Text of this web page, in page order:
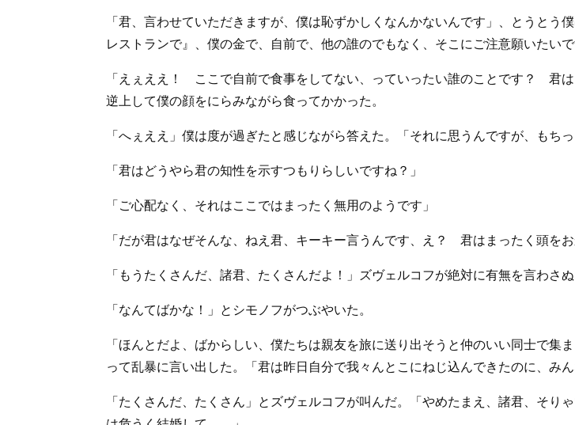
「君、言わせていただきますが、僕は恥ずかしくなんかないんです」、とうと
レストランで』、僕の金で、自前で、他の誰のでもなく、そこにご注意願いたい
「えぇええ！ ここで自前で食事をしてない、っていったい誰のことです？ 君
逆上して僕の顔をにらみながら食ってかかった。
「へぇええ」僕は度が過ぎたと感じながら答えた。「それに思うんですが、もち
「君はどうやら君の知性を示すつもりらしいですね？」
「ご心配なく、それはここではまったく無用のようです」
「だが君はなぜそんな、ねえ君、キーキー言うんです、え？ 君はまったく頭を
「もうたくさんだ、諸君、たくさんだよ！」ズヴェルコフが絶対に有無を言わさぬ
「なんてばかな！」とシモノフがつぶやいた。
「ほんとだよ、ばからしい、僕たちは親友を旅に送り出そうと仲のいい同士で
って乱暴に言い出した。「君は昨日自分で我々んとこにねじ込んできたのに、み
「たくさんだ、たくさん」とズヴェルコフが叫んだ。「やめたまえ、諸君、そ